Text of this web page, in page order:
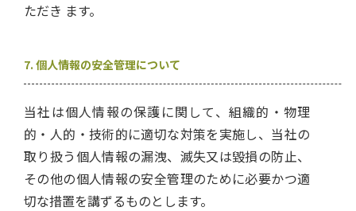
ただき ます。
7. 個人情報の安全管理について
当社は個人情報の保護に関して、組織的・物理
的・人的・技術的に適切な対策を実施し、当社の
取り扱う個人情報の漏洩、滅失又は毀損の防止、
その他の個人情報の安全管理のために必要かつ適
切な措置を講ずるものとします。